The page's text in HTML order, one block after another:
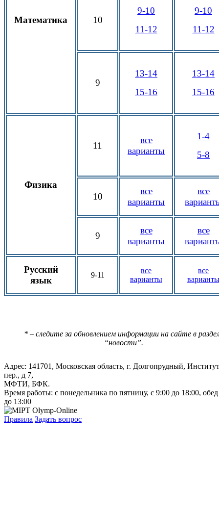
Математика 10
9-10
11-12
9-10
11-12
9
13-14
15-16
13-14
15-16
Физика
11
все
варианты
1-4
5-8
10
все
варианты
все
9
все
варианты
все
Русский
язык
9-11
все
варианты
все
варианты
* – следите за обновлением информации на сайте в
“новости”.
Адрес: 141701, Московская область, г. Долгопрудный,
пер., д 7,
МФТИ, БФК.
Время работы: с понедельника по пятницу, с 9:00 до 18:00,
до 13:00
Правила Задать вопрос